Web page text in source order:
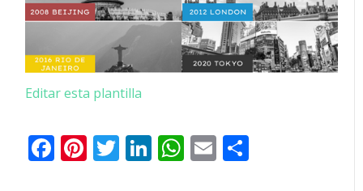
Editar esta plantilla
Facebook
Pinterest
Twitter
LinkedIn
WhatsApp
Email